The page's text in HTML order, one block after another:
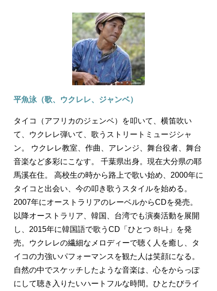
平魚泳（歌、ウクレレ、ジャンベ）
タイコ（アフリカのジェンベ）を叩いて、横笛吹い
て、ウクレレ弾いて、歌うストリートミュージシャ
ン。 ウクレレ教室、作曲、アレンジ、舞台役者、舞台
音楽など多彩にこなす。 千葉県出身。現在大分県の耶
馬溪在住。 高校生の時から路上で歌い始め、2000年に
タイコと出会い、今の叩き歌うスタイルを始める。
2007年にオーストラリアのレーベルからCDを発売。
以降オーストラリア、韓国、台湾でも演奏活動を展開
し、2015年に韓国語で歌うCD「ひとつ 하나」を発
売。ウクレレの繊細なメロディーで聴く人を癒し、タ
イコの力強いパフォーマンスを観た人は笑顔になる。
自然の中でスケッチしたような音楽は、心をからっぽ
にして聴き入りたいハートフルな時間。ひとたびライ